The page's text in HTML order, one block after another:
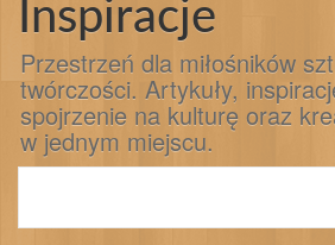
Inspiracje
Przestrzeń dla miłośników
twórczości. Artykuły,
spojrzenie na kulturę oraz
w jednym miejscu.